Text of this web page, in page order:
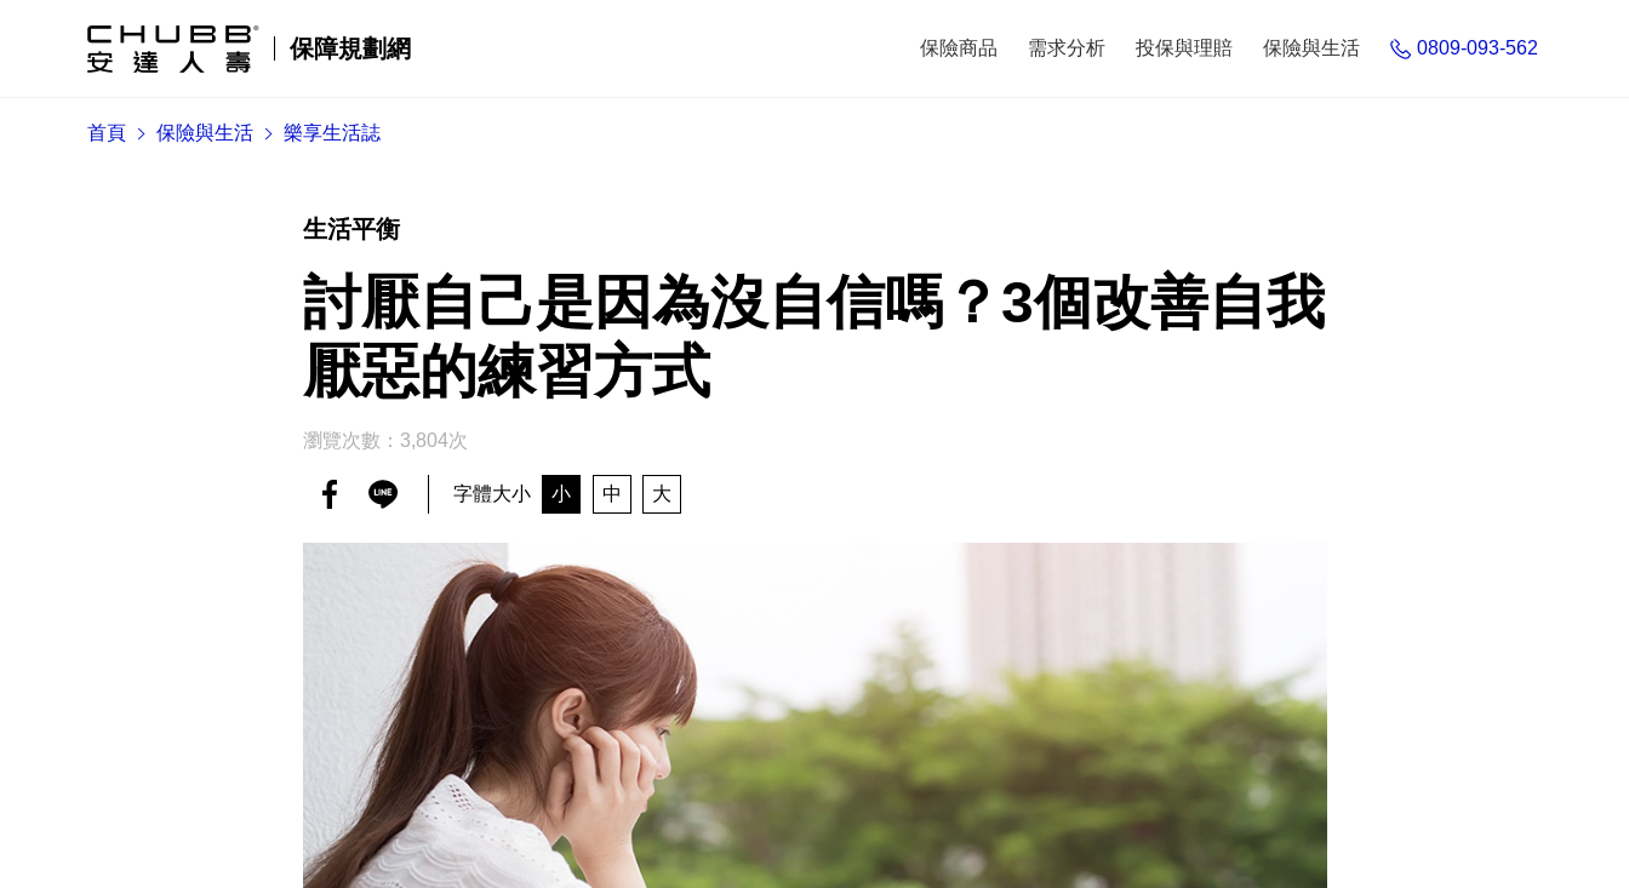
保障規劃網 保險商品 需求分析 投保與理賠 保險與生活 0809-093-562
首頁 保險與生活 樂享生活誌
生活平衡
討厭自己是因為沒自信嗎？3個改善自我
厭惡的練習方式
瀏覽次數：3,804次
字體大小 小 中 大